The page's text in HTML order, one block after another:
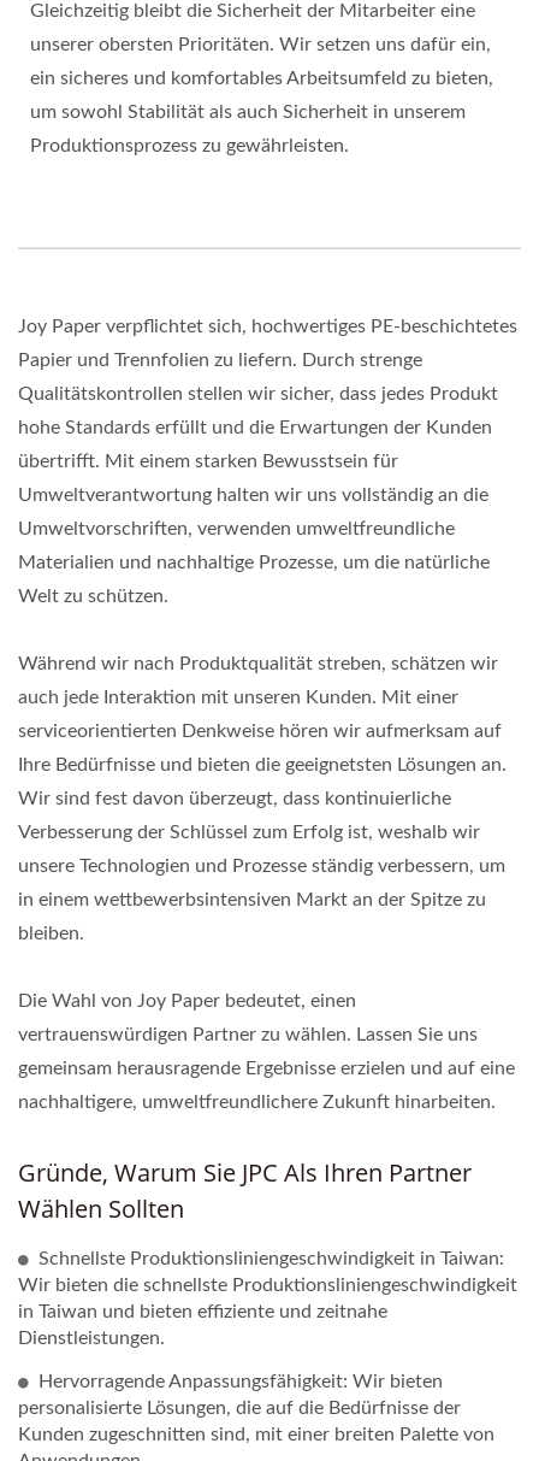
Gleichzeitig bleibt die Sicherheit der Mitarbeiter eine
unserer obersten Prioritäten. Wir setzen uns dafür ein,
ein sicheres und komfortables Arbeitsumfeld zu bieten,
um sowohl Stabilität als auch Sicherheit in unserem
Produktionsprozess zu gewährleisten.
Joy Paper verpflichtet sich, hochwertiges PE-beschichtetes
Papier und Trennfolien zu liefern. Durch strenge
Qualitätskontrollen stellen wir sicher, dass jedes Produkt
hohe Standards erfüllt und die Erwartungen der Kunden
übertrifft. Mit einem starken Bewusstsein für
Umweltverantwortung halten wir uns vollständig an die
Umweltvorschriften, verwenden umweltfreundliche
Materialien und nachhaltige Prozesse, um die natürliche
Welt zu schützen.
Während wir nach Produktqualität streben, schätzen wir
auch jede Interaktion mit unseren Kunden. Mit einer
serviceorientierten Denkweise hören wir aufmerksam auf
Ihre Bedürfnisse und bieten die geeignetsten Lösungen an.
Wir sind fest davon überzeugt, dass kontinuierliche
Verbesserung der Schlüssel zum Erfolg ist, weshalb wir
unsere Technologien und Prozesse ständig verbessern, um
in einem wettbewerbsintensiven Markt an der Spitze zu
bleiben.
Die Wahl von Joy Paper bedeutet, einen
vertrauenswürdigen Partner zu wählen. Lassen Sie uns
gemeinsam herausragende Ergebnisse erzielen und auf eine
nachhaltigere, umweltfreundlichere Zukunft hinarbeiten.
Gründe, Warum Sie JPC Als Ihren Partner
Wählen Sollten
Schnellste Produktionsliniengeschwindigkeit in Taiwan:
Wir bieten die schnellste Produktionsliniengeschwindigkeit
in Taiwan und bieten effiziente und zeitnahe
Dienstleistungen.
Hervorragende Anpassungsfähigkeit: Wir bieten
personalisierte Lösungen, die auf die Bedürfnisse der
Kunden zugeschnitten sind, mit einer breiten Palette von